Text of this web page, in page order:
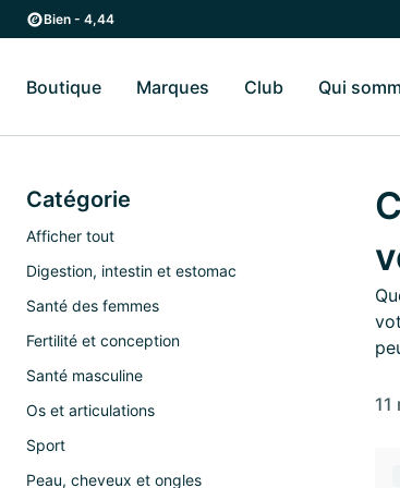
Passer au contenu principal
Passer à la navigation principale
Bien - 4,44
Boutique Basculer vers le sous-menu Boutique
Marques Basculer vers le sous-menu
Club Qui
11
Catégorie
Afficher tout
Digestion, intestin et estomac
Santé des femmes
Fertilité et conception
Santé masculine
Os et articulations
Sport
Peau, cheveux et ongles